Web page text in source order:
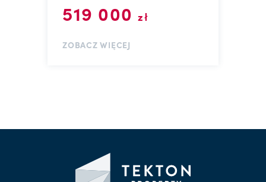
519 000 zł
ZOBACZ WIĘCEJ